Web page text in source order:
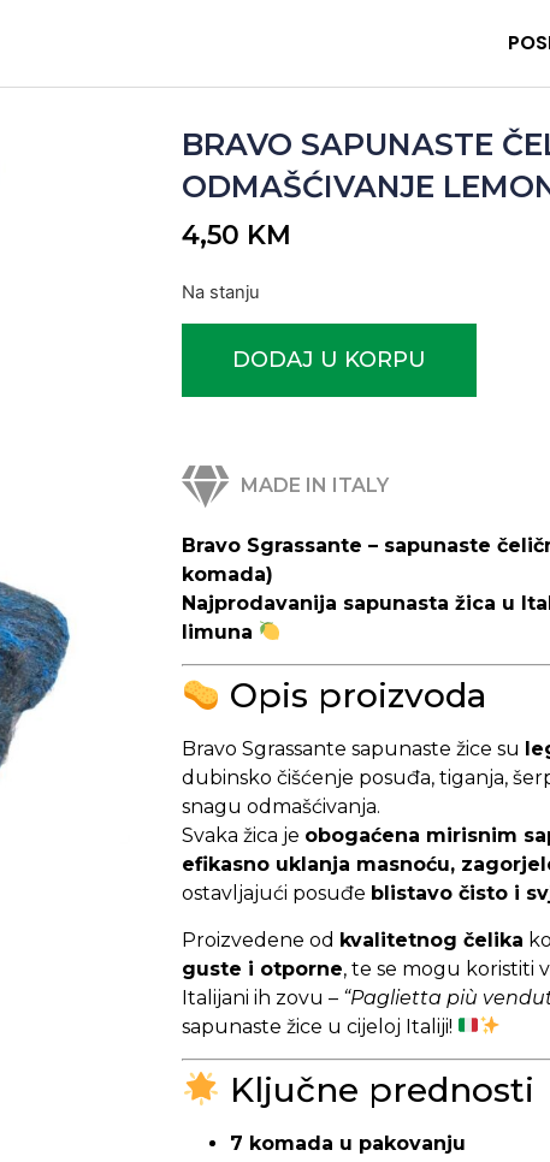
BRAVO SAPUNASTE
ODMAŠĆIVANJE
4,50 KM
Na stanju
DODAJ U KORPU
MADE IN ITALY
Bravo Sgrassante – sapunaste
komada)
Najprodavanija sapunasta žica u
limuna
Opis proizvoda
Bravo Sgrassante sapunaste žice su
dubinsko čišćenje posuđa, tiganja,
snagu odmašćivanja.
Svaka žica je obogaćena mirisnim
efikasno uklanja masnoću,
ostavljajući posuđe blistavo čisto i
Proizvedene od kvalitetnog čelika
guste i otporne, te se mogu koristiti
Italijani ih zovu – “Paglietta più
sapunaste žice u cijeloj Italiji!
Ključne prednosti
7 komada u pakovanju